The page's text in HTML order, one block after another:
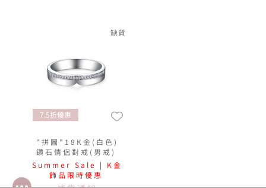
缺貨
7.5折優惠
"拼圖"18K金(白色)
鑽石情侶對戒(男戒)
Summer Sale | K金
飾品限時優惠